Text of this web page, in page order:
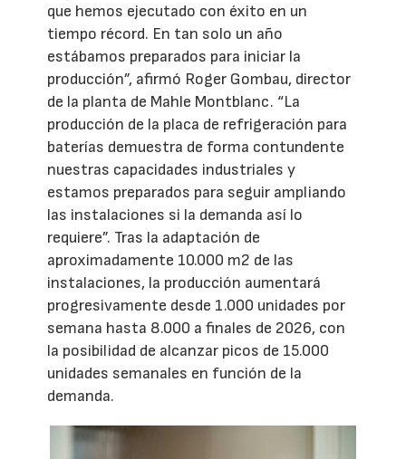
que hemos ejecutado con éxito en un
tiempo récord. En tan solo un año
estábamos preparados para iniciar la
producción”, afirmó Roger Gombau, director
de la planta de Mahle Montblanc. “La
producción de la placa de refrigeración para
baterías demuestra de forma contundente
nuestras capacidades industriales y
estamos preparados para seguir ampliando
las instalaciones si la demanda así lo
requiere”. Tras la adaptación de
aproximadamente 10.000 m2 de las
instalaciones, la producción aumentará
progresivamente desde 1.000 unidades por
semana hasta 8.000 a finales de 2026, con
la posibilidad de alcanzar picos de 15.000
unidades semanales en función de la
demanda.